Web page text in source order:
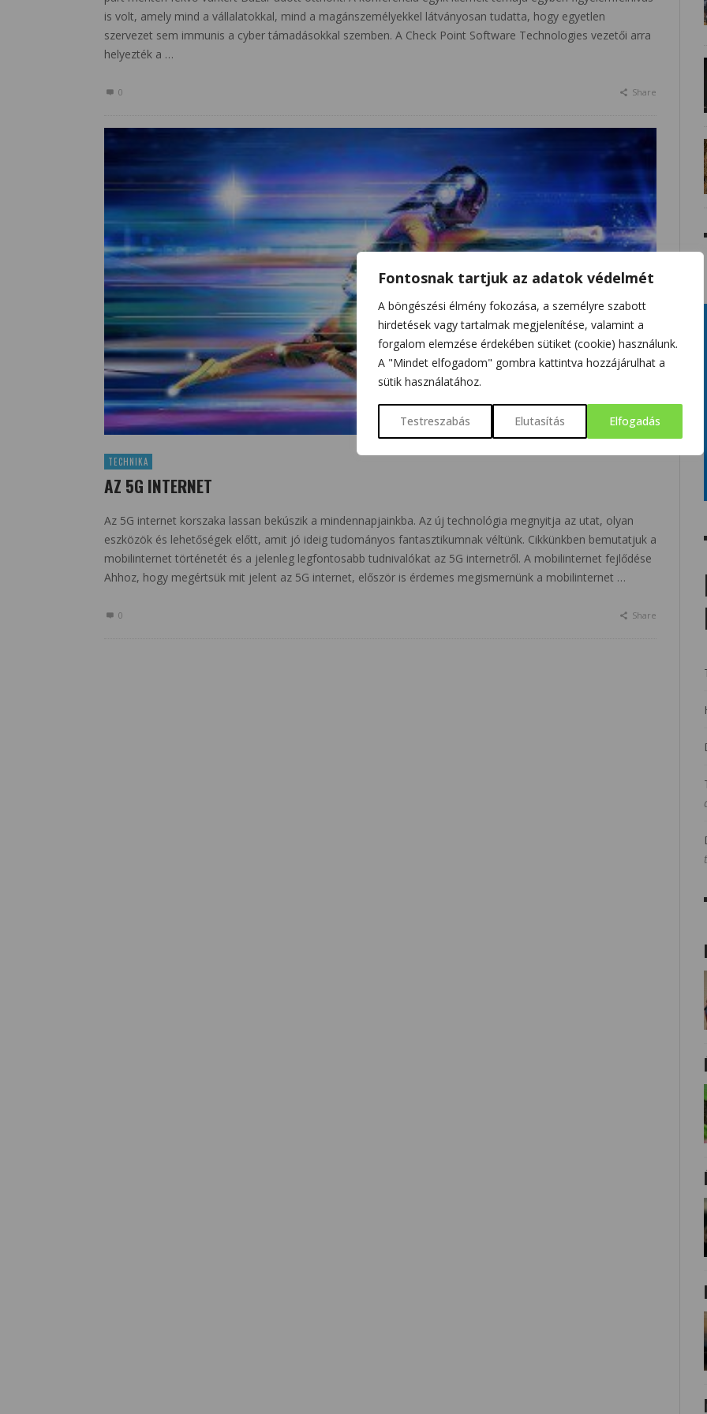
Fontosnak tartjuk az adatok védelmét
A böngészési élmény fokozása, a személyre szabott
hirdetések vagy tartalmak megjelenítése, valamint a
forgalom elemzése érdekében sütiket (cookie) használunk.
A "Mindet elfogadom" gombra kattintva hozzájárulhat a
sütik használatához.
Testreszabás Elutasítás Elfogadás
is volt, amely mind a vállalatokkal, mind a magánszemélyekkel látványosan tudatta, hogy egyetlen
szervezet sem immunis a cyber támadásokkal szemben. A Check Point Software Technologies vezetői arra
helyezték a …
0 Share
TECHNIKA
AZ 5G INTERNET
Az 5G internet korszaka lassan bekúszik a mindennapjainkba. Az új technológia megnyitja az utat, olyan
eszközök és lehetőségek előtt, amit jó ideig tudományos fantasztikumnak véltünk. Cikkünkben bemutatjuk a
mobilinternet történetét és a jelenleg legfontosabb tudnivalókat az 5G internetről. A mobilinternet fejlődése
Ahhoz, hogy megértsük mit jelent az 5G internet, először is érdemes megismernünk a mobilinternet …
0 Share